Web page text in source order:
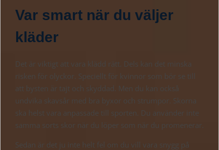
Var smart när du väljer
kläder
Det är viktigt att vara klädd rätt. Dels kan det minska
risken för olyckor. Speciellt för kvinnor som bör se till
att bysten är tajt och skyddad. Men du kan också
undvika skavsår med bra byxor och strumpor. Skorna
ska helst vara anpassade till sporten. Du använder inte
samma sorts skor när du löper som när du promenerar.
Sedan är det ju inte helt fel om du vill vara snygg på